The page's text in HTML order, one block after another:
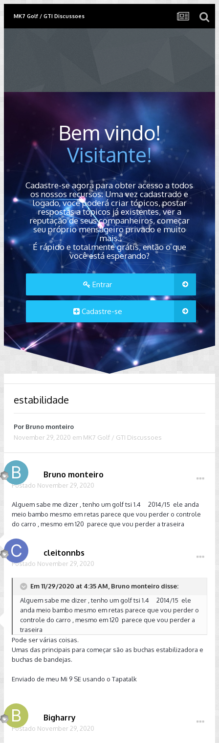
MK7 Golf / GTI Discussoes
Bem vindo!
Visitante!
Cadastre-se agora para obter acesso a todos
os nossos recursos. Uma vez cadastrado e
logado, você poderá criar tópicos, postar
respostas a tópicos já existentes, ver a
reputação de seus companheiros, começar
seu próprio mensageiro privado e muito
mais.
É rápido e totalmente grátis, então o que
você está esperando?
Entrar
Cadastre-se
estabilidade
Por Bruno monteiro
November 29, 2020 em MK7 Golf / GTI Discussoes
Bruno monteiro
Postado November 29, 2020
Alguem sabe me dizer , tenho um golf tsi 1.4 2014/15 ele anda
meio bambo mesmo em retas parece que vou perder o controle
do carro , mesmo em 120 parece que vou perder a traseira
cleitonnbs
Postado November 29, 2020
Em 11/29/2020 at 4:35 AM, Bruno monteiro disse:
Alguem sabe me dizer , tenho um golf tsi 1.4 2014/15 ele
anda meio bambo mesmo em retas parece que vou perder o
controle do carro , mesmo em 120 parece que vou perder a
traseira
Pode ser várias coisas.
Umas das principais para começar são as buchas estabilizadora e
buchas de bandejas.
Enviado de meu Mi 9 SE usando o Tapatalk
Bigharry
Postado November 29, 2020